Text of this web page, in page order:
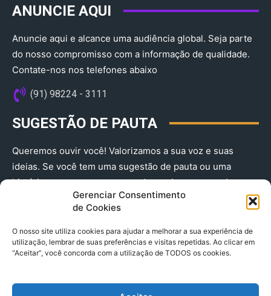
Gerenciar Consentimento
de Cookies
O nosso site utiliza cookies para ajudar a melhorar a sua experiência de
utilização, lembrar de suas preferências e visitas repetidas. Ao clicar em
“Aceitar”, você concorda com a utilização de TODOS os cookies.
ANUNCIE AQUI
Anuncie aqui e alcance uma audiência global. Seja parte
do nosso compromisso com a informação de qualidade.
Contate-nos nos telefones abaixo
(91) 98224 - 3111
SUGESTÃO DE PAUTA
Queremos ouvir você! Valorizamos a sua voz e suas
ideias. Se você tem uma sugestão de pauta ou uma
história que merece ser contada, envie-nos agora!
(91) 98224 - 3111